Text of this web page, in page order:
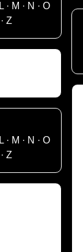
L· M · N · O
·Z
L· M · N · O
·Z